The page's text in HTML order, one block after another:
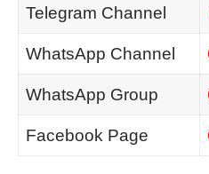
Telegram Channel
WhatsApp Channel
WhatsApp Group
Facebook Page